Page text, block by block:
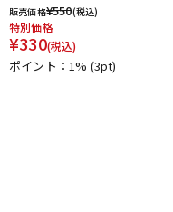
DJ機器
販売価格¥550(税込)
特別価格
¥330(税込)
ポイント：1% (3pt)